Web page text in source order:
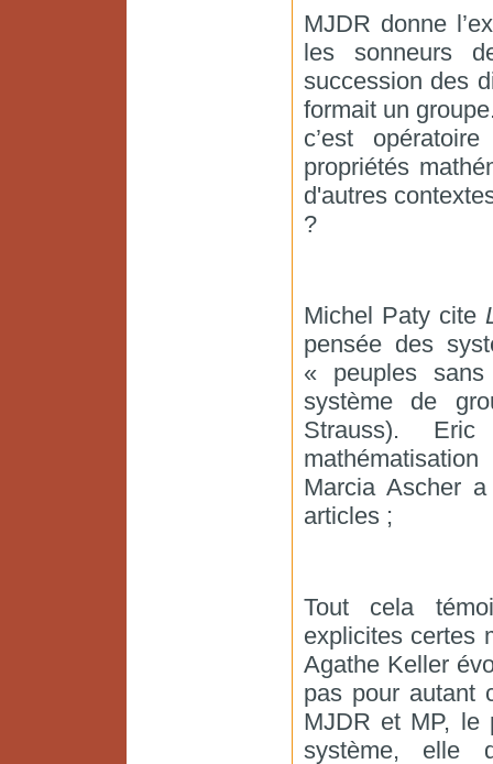
MJDR donne
les sonneurs
succession des
formait un
c’est
propriétés
d'autres
?
Michel Paty cite
pensée des
« peuples
système de
Strauss).
Marcia Ascher
articles ;
Tout cela
explicites certes
Agathe Keller
pas pour autant
MJDR et MP, le
système, elle